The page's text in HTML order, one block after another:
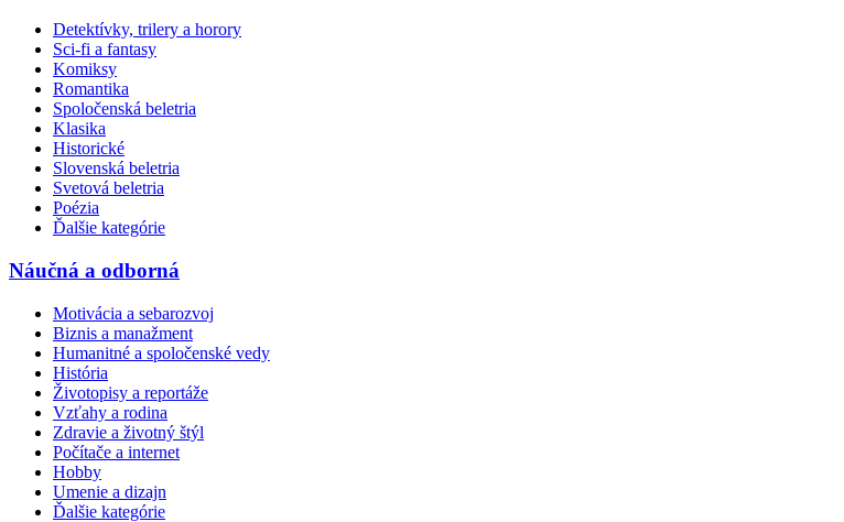
Detektívky, trilery a horory
Sci-fi a fantasy
Komiksy
Romantika
Spoločenská beletria
Klasika
Historické
Slovenská beletria
Svetová beletria
Poézia
Ďalšie kategórie
Náučná a odborná
Motivácia a sebarozvoj
Biznis a manažment
Humanitné a spoločenské vedy
História
Životopisy a reportáže
Vzťahy a rodina
Zdravie a životný štýl
Počítače a internet
Hobby
Umenie a dizajn
Ďalšie kategórie